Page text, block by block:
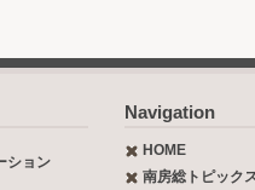
ション
Navigation
HOME
南房総トピック